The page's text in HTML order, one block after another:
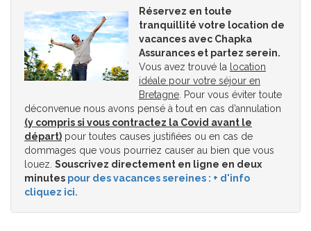
Réservez en toute
tranquillité votre location de
vacances avec Chapka
Assurances et partez serein.
Vous avez trouvé la
location
idéale pour votre séjour en
Bretagne . Pour vous éviter toute
déconvenue nous avons pensé à tout en cas d’annulation
(y compris si vous contractez la Covid avant le
départ) pour toutes causes justifiées ou en cas de
dommages que vous pourriez causer au bien que vous
louez. Souscrivez directement en ligne en deux
minutes pour des vacances sereines : + d'info
cliquez ici.